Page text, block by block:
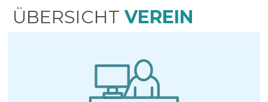
ÜBERSICHT VEREIN